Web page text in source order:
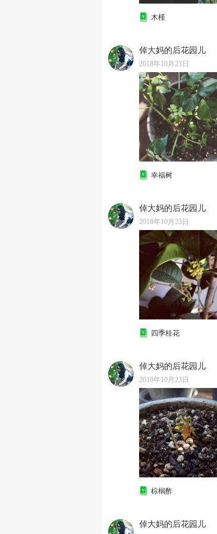
木槿
倬大妈的后花园儿
2018年10月23日
幸福树
倬大妈的后花园儿
2018年10月23日
四季桂花
倬大妈的后花园儿
2018年10月23日
棕榈酢
倬大妈的后花园儿